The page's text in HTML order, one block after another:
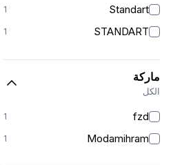
Standart
1
STANDART
1
ماركة
الكل
fzd
1
Modamihram
1